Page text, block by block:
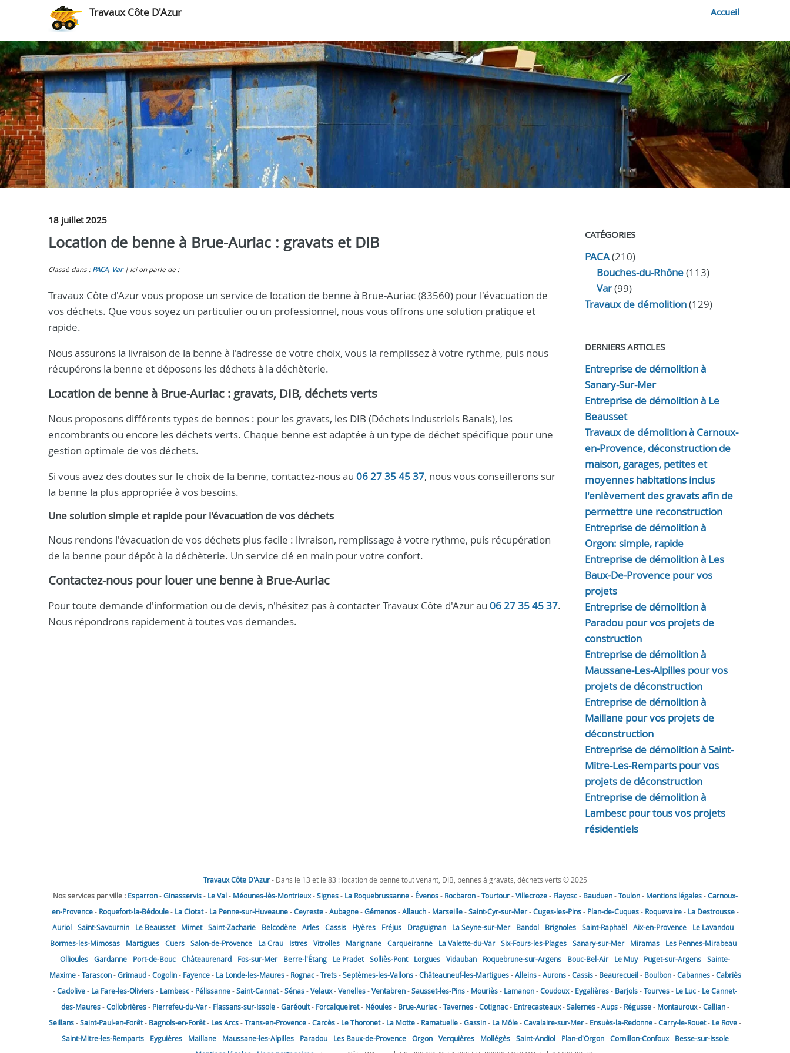
Travaux Côte D'Azur Accueil
18 juillet 2025
Location de benne à Brue-Auriac : gravats et DIB
Classé dans : PACA, Var Ici on parle de :
Travaux Côte d'Azur vous propose un service de location de benne à Brue-Auriac (83560) pour l'évacuation de
vos déchets. Que vous soyez un particulier ou un professionnel, nous vous offrons une solution pratique et
rapide.
Nous assurons la livraison de la benne à l'adresse de votre choix, vous la remplissez à votre rythme, puis nous
récupérons la benne et déposons les déchets à la déchèterie.
Location de benne à Brue-Auriac : gravats, DIB, déchets verts
Nous proposons différents types de bennes : pour les gravats, les DIB (Déchets Industriels Banals), les
encombrants ou encore les déchets verts. Chaque benne est adaptée à un type de déchet spécifique pour une
gestion optimale de vos déchets.
Si vous avez des doutes sur le choix de la benne, contactez-nous au 06 27 35 45 37, nous vous conseillerons sur
la benne la plus appropriée à vos besoins.
Une solution simple et rapide pour l'évacuation de vos déchets
Nous rendons l'évacuation de vos déchets plus facile : livraison, remplissage à votre rythme, puis récupération
de la benne pour dépôt à la déchèterie. Un service clé en main pour votre confort.
Contactez-nous pour louer une benne à Brue-Auriac
Pour toute demande d'information ou de devis, n'hésitez pas à contacter Travaux Côte d'Azur au 06 27 35 45 37.
Nous répondrons rapidement à toutes vos demandes.
CATÉGORIES
PACA(210)
Bouches-du-Rhône(113)
Var(99)
Travaux de démolition(129)
DERNIERS ARTICLES
Entreprise de démolition à
Sanary-Sur-Mer
Entreprise de démolition à Le
Beausset
Travaux de démolition à Carnoux-
en-Provence, déconstruction de
maison, garages, petites et
moyennes habitations inclus
l'enlèvement des gravats afin de
permettre une reconstruction
Entreprise de démolition à
Orgon: simple, rapide
Entreprise de démolition à Les
Baux-De-Provence pour vos
projets
Entreprise de démolition à
Paradou pour vos projets de
construction
Entreprise de démolition à
Maussane-Les-Alpilles pour vos
projets de déconstruction
Entreprise de démolition à
Maillane pour vos projets de
déconstruction
Entreprise de démolition à Saint-
Mitre-Les-Remparts pour vos
projets de déconstruction
Entreprise de démolition à
Lambesc pour tous vos projets
résidentiels
Travaux Côte D'Azur- Dans le 13 et le 83 : location de benne tout venant, DIB, bennes à gravats, déchets verts © 2025
Nos services par ville : Esparron-Ginasservis- Le Val- Méounes-lès-Montrieux-Signes- La Roquebrussanne- Évenos- Rocbaron-Tourtour-Villecroze- Flayosc- Bauduen-Toulon- Mentions légales-Carnoux-
en-Provence- Roquefort-la-Bédoule- La Ciotat- La Penne-sur-Huveaune-Ceyreste-Aubagne-Gémenos-Allauch- Marseille-Saint-Cyr-sur-Mer-Cuges-les-Pins- Plan-de-Cuques- Roquevaire- La Destrousse-
Auriol-Saint-Savournin- Le Beausset- Mimet-Saint-Zacharie- Belcodène-Arles-Cassis- Hyères- Fréjus- Draguignan- La Seyne-sur-Mer- Bandol- Brignoles-Saint-Raphaël-Aix-en-Provence- Le Lavandou-
Bormes-les-Mimosas- Martigues-Cuers-Salon-de-Provence- La Crau- Istres-Vitrolles- Marignane-Carqueiranne- La Valette-du-Var-Six-Fours-les-Plages-Sanary-sur-Mer- Miramas- Les Pennes-Mirabeau-
Ollioules-Gardanne- Port-de-Bouc-Châteaurenard- Fos-sur-Mer- Berre-l'Étang- Le Pradet-Solliès-Pont- Lorgues-Vidauban- Roquebrune-sur-Argens- Bouc-Bel-Air- Le Muy- Puget-sur-Argens-Sainte-
Maxime-Tarascon-Grimaud-Cogolin- Fayence- La Londe-les-Maures- Rognac-Trets-Septèmes-les-Vallons-Châteauneuf-les-Martigues-Alleins-Aurons-Cassis- Beaurecueil- Boulbon-Cabannes-Cabriès
-Cadolive- La Fare-les-Oliviers- Lambesc- Pélissanne-Saint-Cannat-Sénas-Velaux-Venelles-Ventabren-Sausset-les-Pins- Mouriès- Lamanon-Coudoux- Eygalières- Barjols-Tourves- Le Luc- Le Cannet-
des-Maures-Collobrières- Pierrefeu-du-Var- Flassans-sur-Issole-Garéoult- Forcalqueiret- Néoules- Brue-Auriac-Tavernes-Cotignac- Entrecasteaux-Salernes-Aups- Régusse- Montauroux-Callian-
Seillans-Saint-Paul-en-Forêt- Bagnols-en-Forêt- Les Arcs-Trans-en-Provence-Carcès- Le Thoronet- La Motte- Ramatuelle-Gassin- La Môle-Cavalaire-sur-Mer- Ensuès-la-Redonne-Carry-le-Rouet- Le Rove-
Saint-Mitre-les-Remparts- Eyguières- Maillane- Maussane-les-Alpilles- Paradou- Les Baux-de-Provence-Orgon-Verquières- Mollégès-Saint-Andiol- Plan-d'Orgon-Cornillon-Confoux- Besse-sur-Issole